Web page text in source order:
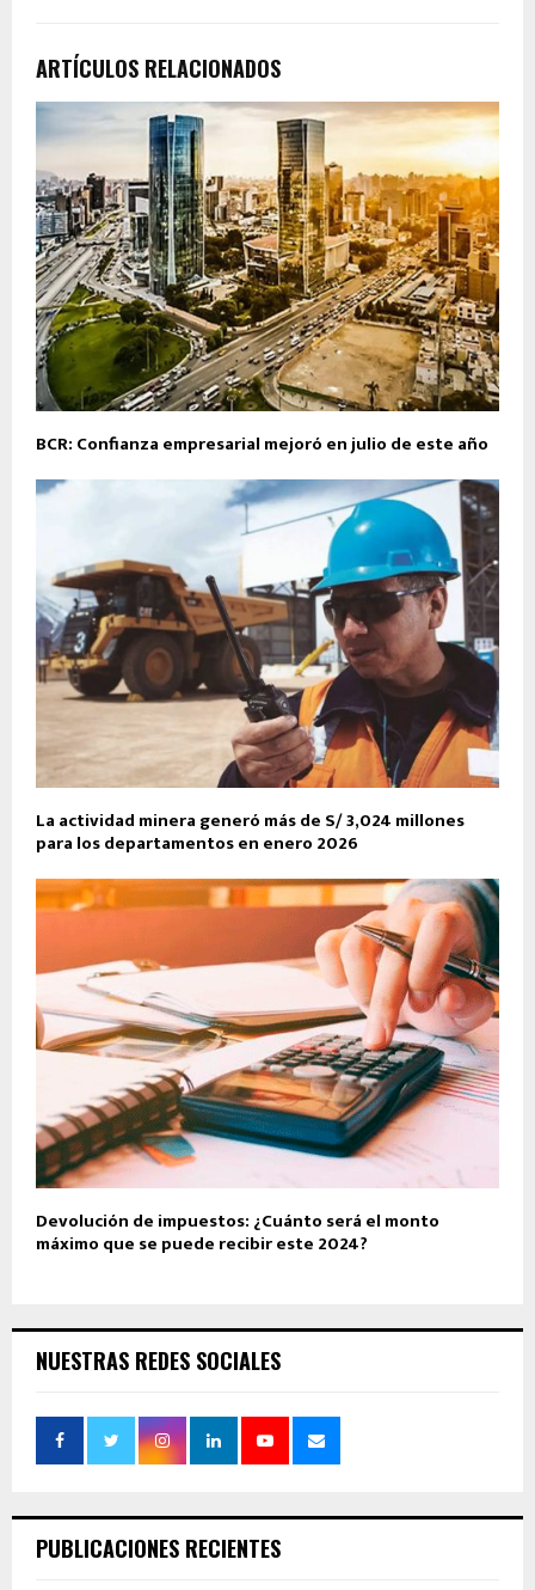
ARTÍCULOS RELACIONADOS
BCR: Confianza empresarial mejoró en julio de este año
La actividad minera generó más de S/ 3,024 millones
para los departamentos en enero 2026
Devolución de impuestos: ¿Cuánto será el monto
máximo que se puede recibir este 2024?
NUESTRAS REDES SOCIALES
PUBLICACIONES RECIENTES